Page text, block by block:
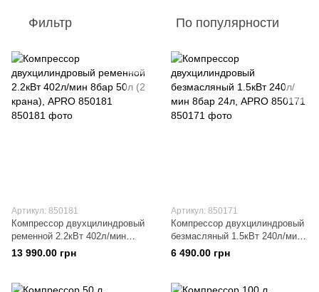
Фильтр По популярности
Артикул: 850181
Компрессор двухцилиндровый
ременной 2.2кВт 402л/мин
8бар 50л (2 крана), APRO
13 990.00 грн
Артикул: 850171
Компрессор двухцилиндровый
безмасляный 1.5кВт 240л/мин
8бар 24л, APRO 850171
6 490.00 грн